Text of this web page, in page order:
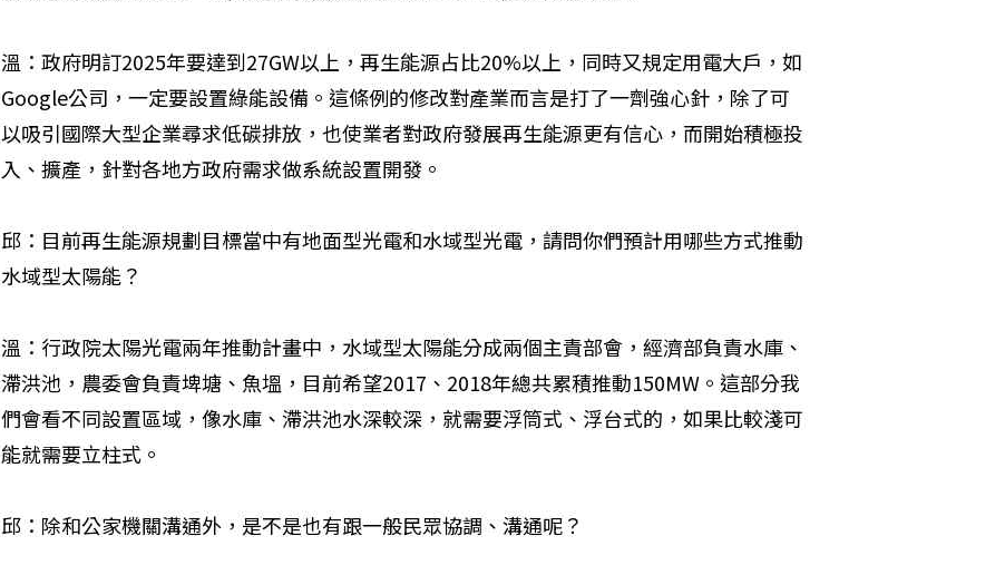
溫：政府明訂2025年要達到27GW以上，再生能源占比20%以上，同時又規定用電大戶，如
Google公司，一定要設置綠能設備。這條例的修改對產業而言是打了一劑強心針，除了可
以吸引國際大型企業尋求低碳排放，也使業者對政府發展再生能源更有信心，而開始積極投
入、擴產，針對各地方政府需求做系統設置開發。
邱：目前再生能源規劃目標當中有地面型光電和水域型光電，請問你們預計用哪些方式推動
水域型太陽能？
溫：行政院太陽光電兩年推動計畫中，水域型太陽能分成兩個主責部會，經濟部負責水庫、
滯洪池，農委會負責埤塘、魚塭，目前希望2017、2018年總共累積推動150MW。這部分我
們會看不同設置區域，像水庫、滯洪池水深較深，就需要浮筒式、浮台式的，如果比較淺可
能就需要立柱式。
邱：除和公家機關溝通外，是不是也有跟一般民眾協調、溝通呢？